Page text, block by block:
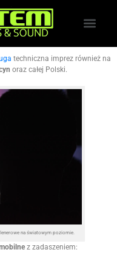
techniczna imprez również na
oraz całej Polski.
na światowym poziomie.
z zadaszeniem: